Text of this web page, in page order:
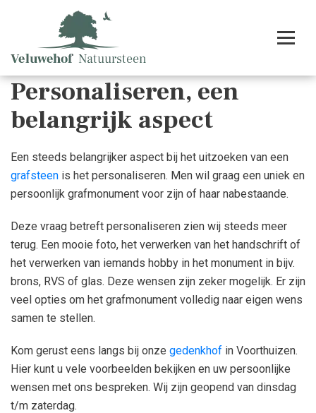
Personaliseren, een
belangrijk aspect
Een steeds belangrijker aspect bij het uitzoeken van een
grafsteen is het personaliseren. Men wil graag een uniek en
persoonlijk grafmonument voor zijn of haar nabestaande.
Deze vraag betreft personaliseren zien wij steeds meer
terug. Een mooie foto, het verwerken van het handschrift of
het verwerken van iemands hobby in het monument in bijv.
brons, RVS of glas. Deze wensen zijn zeker mogelijk. Er zijn
veel opties om het grafmonument volledig naar eigen wens
samen te stellen.
Kom gerust eens langs bij onze gedenkhof in Voorthuizen.
Hier kunt u vele voorbeelden bekijken en uw persoonlijke
wensen met ons bespreken. Wij zijn geopend van dinsdag
t/m zaterdag.